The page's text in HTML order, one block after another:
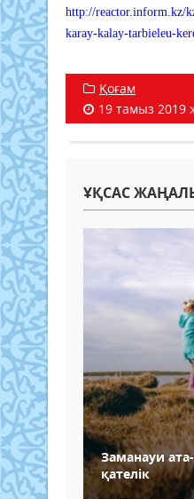
http://reactor.inform.kz/
karay-kalay-tarbieleu-
Қоғам
19 тамыз 2019
ҰҚСАС
Заманауи
қателік